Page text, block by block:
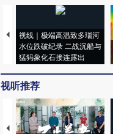
视线｜极端高温致多瑙河
水位跌破纪录 二战沉船与
猛犸象化石接连露出
视听推荐